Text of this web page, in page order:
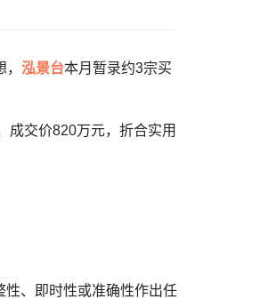
泓景台本月暂录约3宗买
成交价820万元，折合实用
性、即时性或准确性作出任